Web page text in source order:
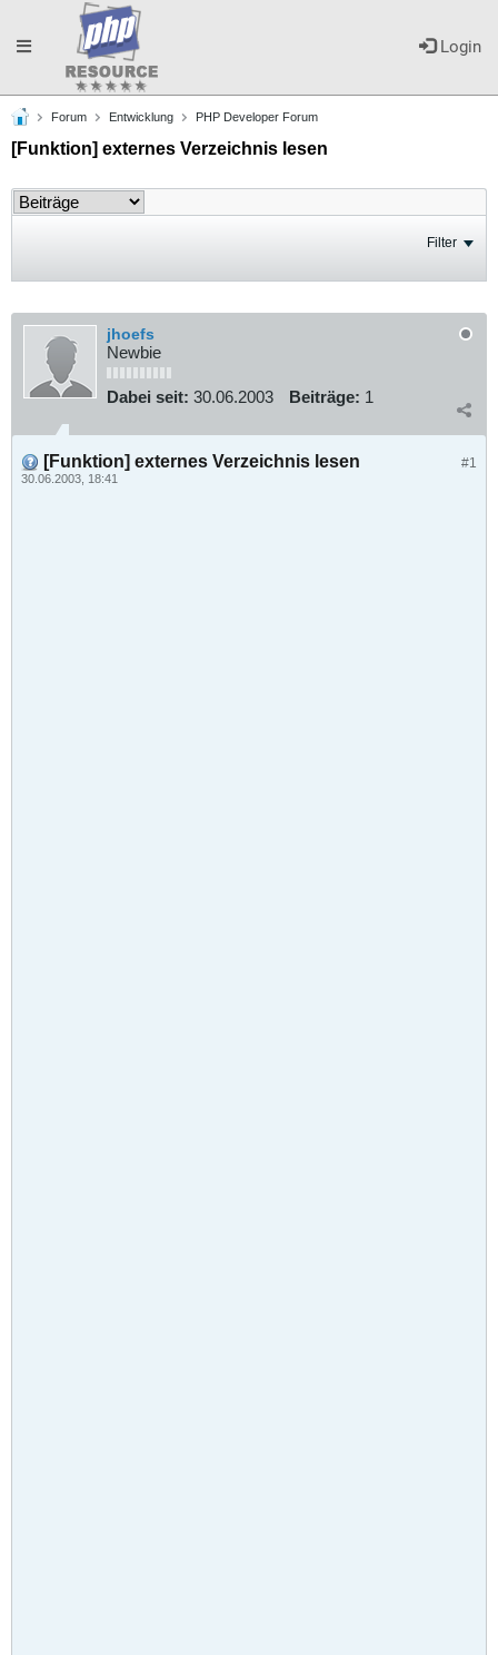
Login
Toggle
navigation
Forum Entwicklung PHP Developer Forum
[Funktion] externes Verzeichnis lesen
Filter
jhoefs
Newbie
Dabei seit: 30.06.2003 Beiträge: 1
#1
[Funktion] externes Verzeichnis lesen
30.06.2003, 18:41